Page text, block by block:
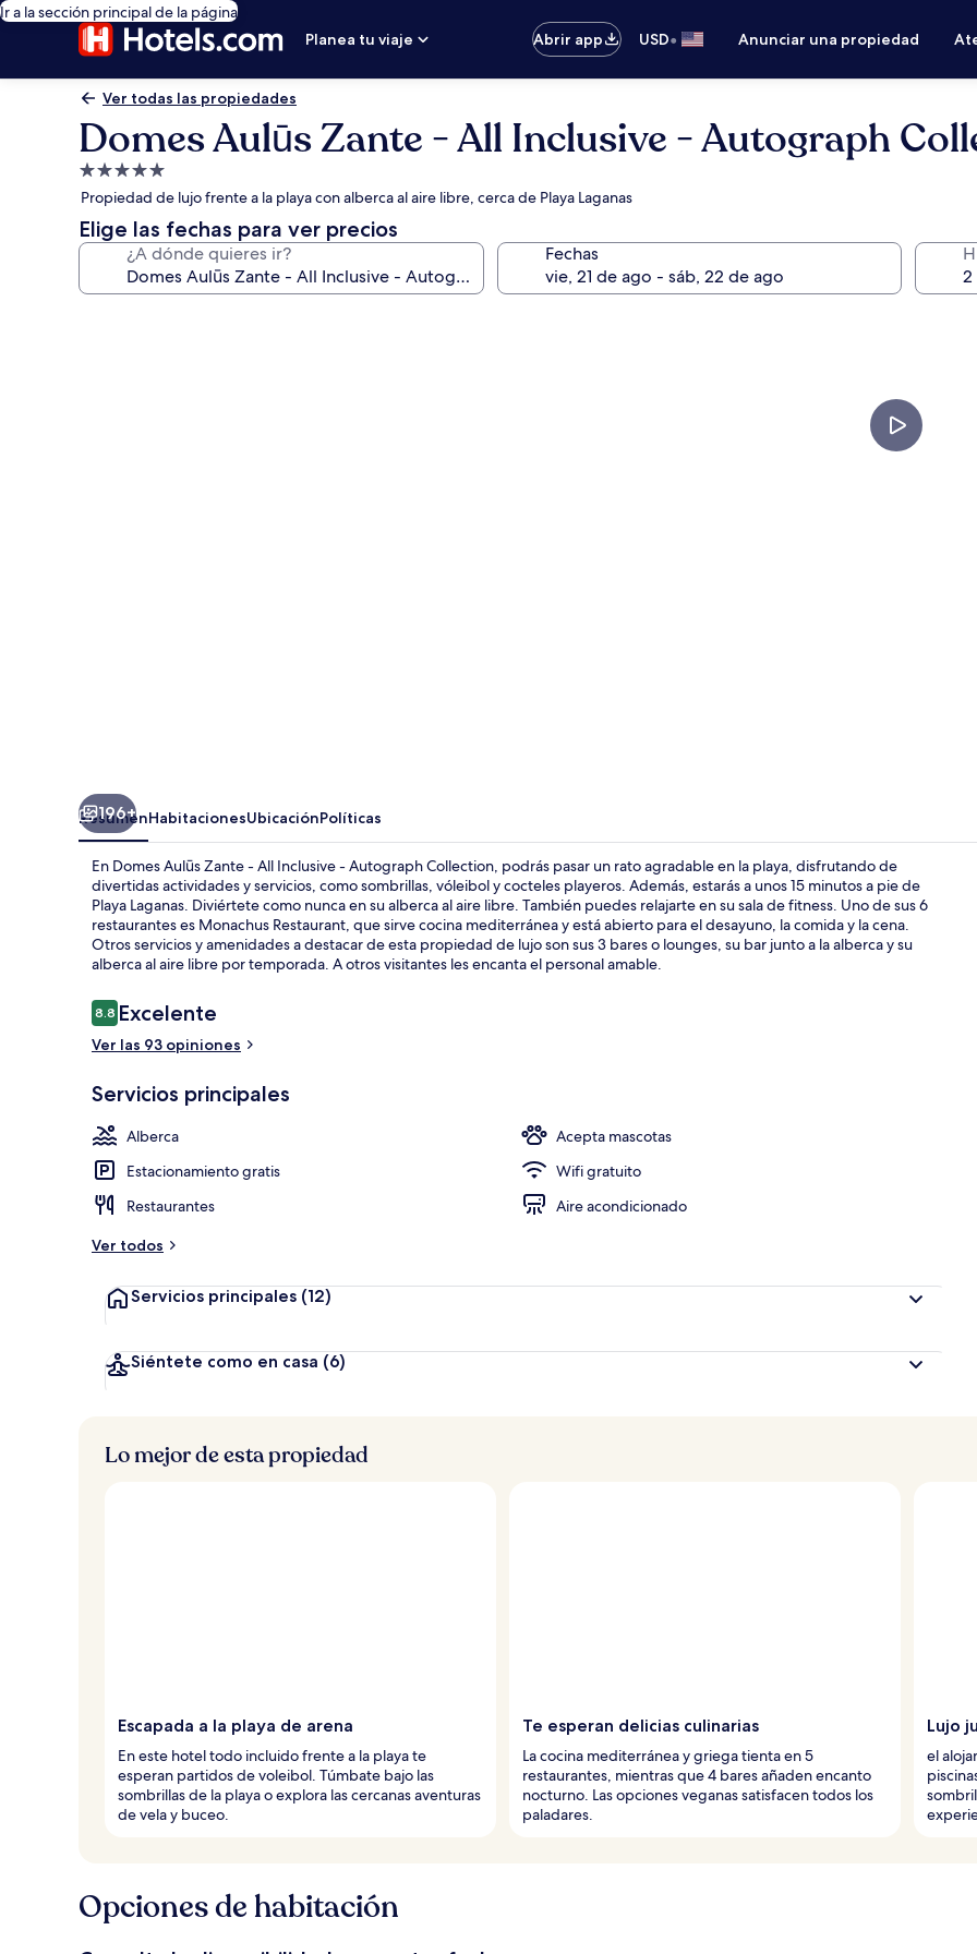
Ir a la sección principal de la página
Planea tu viaje
Abrir app USD• Anunciar una propiedad
Ver todas las propiedades
Domes Aulūs Zante - All Inclusive - Autograph
Propiedad
de
5.0
estrellas
Propiedad de lujo frente a la playa con alberca al aire libre, cerca de Playa Laganas
Elige las fechas para ver precios
¿A dónde quieres ir? Fechas
6
196+
ResumenHabitacionesUbicaciónPolíticas
En Domes Aulūs Zante - All Inclusive - Autograph Collection, podrás pasar un rato agradable en la playa, disfrutando de
divertidas actividades y servicios, como sombrillas, vóleibol y cocteles playeros. Además, estarás a unos 15 minutos a pie de
Playa Laganas. Diviértete como nunca en su alberca al aire libre. También puedes relajarte en su sala de fitness. Uno de sus 6
restaurantes es Monachus Restaurant, que sirve cocina mediterránea y está abierto para el desayuno, la comida y la cena.
Otros servicios y amenidades a destacar de esta propiedad de lujo son sus 3 bares o lounges, su bar junto a la alberca y su
alberca al aire libre por temporada. A otros visitantes les encanta el personal amable.
Opiniones
8.88.8 de 10,
Excelente
Ver las 93 opiniones
Servicios principales
Alberca
Acepta mascotas
Estacionamiento gratis
Wifi gratuito
Restaurantes
Aire acondicionado
Ver todos
Servicios principales (12)
Siéntete como en casa (6)
Lo mejor de esta propiedad
Escapada a la playa de arena
En este hotel todo incluido frente a la playa te
esperan partidos de voleibol. Túmbate bajo las
sombrillas de la playa o explora las cercanas aventuras
de vela y buceo.
Te esperan delicias culinarias
La cocina mediterránea y griega tienta en 5
restaurantes, mientras que 4 bares añaden encanto
nocturno. Las opciones veganas satisfacen todos los
paladares.
Lujo
el
Opciones de habitación